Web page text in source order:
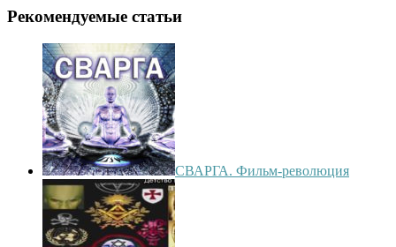
Рекомендуемые статьи
СВАРГА. Фильм-революция